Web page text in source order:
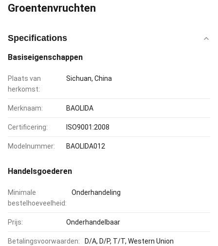
Groentenvruchten
Specifications
Basiseigenschappen
Plaats van
herkomst:
Sichuan, China
Merknaam: BAOLIDA
Certificering: ISO9001:2008
Modelnummer: BAOLIDA012
Handelsgoederen
Minimale
bestelhoeveelheid:
Onderhandeling
Prijs: Onderhandelbaar
Betalingsvoorwaarden: D/A, D/P, T/T, Western Union